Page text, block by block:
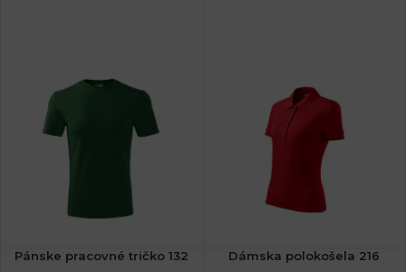
Pánske pracovné tričko 132 Dámska polokošela 216